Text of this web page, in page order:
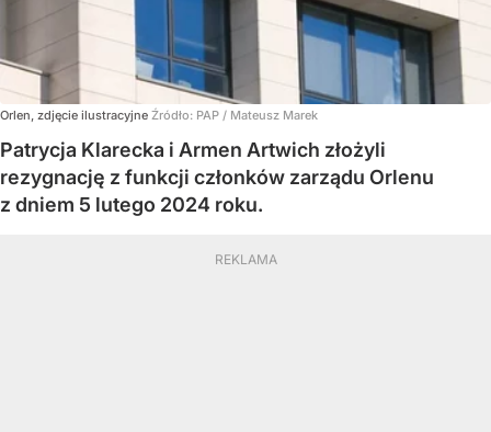
Orlen, zdjęcie ilustracyjne Źródło: PAP / Mateusz Marek
Patrycja Klarecka i Armen Artwich złożyli
rezygnację z funkcji członków zarządu Orlenu
z dniem 5 lutego 2024 roku.